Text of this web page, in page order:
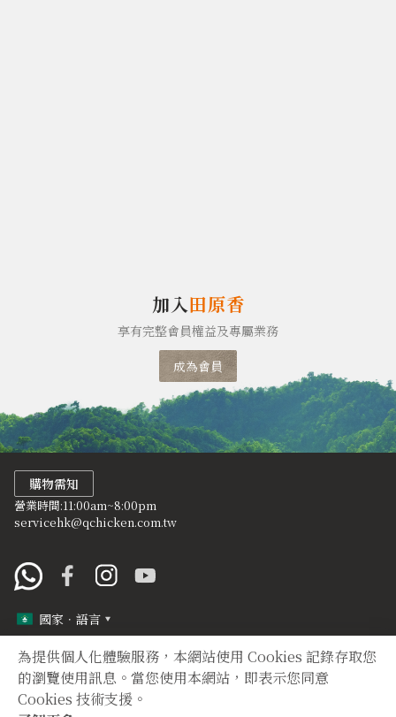
為提供個人化體驗服務，本網站使用 Cookies 記錄存取您
的瀏覽使用訊息。當您使用本網站，即表示您同意
Cookies 技術支援。
加入田原香
享有完整會員權益及專屬業務
成為會員
購物需知
營業時間:11:00am~8:00pm
servicehk@qchicken.com.tw
國家．語言
定型化契約
隱私權聲明
Copyright © 2012 TIAN YUAN XIANG All right reserved.